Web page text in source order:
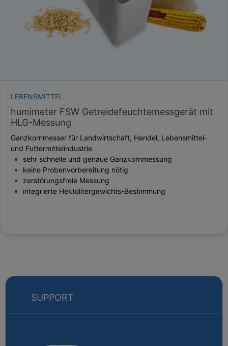
LEBENSMITTEL
humimeter FSW Getreidefeuchtemessgerät mit
HLG-Messung
Ganzkornmesser für Landwirtschaft, Handel, Lebensmittel-
und Futtermittelindustrie
sehr schnelle und genaue Ganzkornmessung
keine Probenvorbereitung nötig
zerstörungsfreie Messung
integrierte Hektolitergewichts-Bestimmung
SUPPORT